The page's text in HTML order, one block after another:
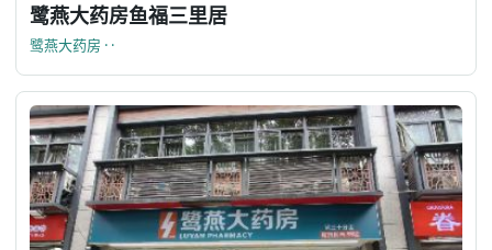
鹭燕大药房鱼福三里居
鹭燕大药房 · ·